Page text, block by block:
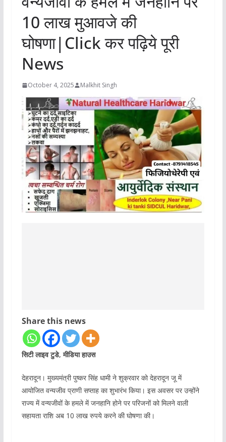
10 लाख मुआवजे की
घोषणा|Click कर पढ़िये पूरी
News
October 4, 2025 Malkhit Singh
Share this news
सिटी लाइव टुडे, मीडिया हाउस
देहरादून। मुख्यमंत्री पुष्कर सिंह धामी ने शुक्रवार को देहरादून जू में
आयोजित वन्यजीव प्राणी सप्ताह का शुभारंभ किया। इस अवसर पर उन्होंने
राज्य में वन्यजीवों के हमले में जनहानि होने पर परिजनों को मिलने वाली
सहायता राशि अब 10 लाख रुपये करने की घोषणा की।